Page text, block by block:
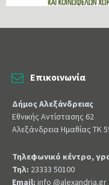
Επικοινωνία
Δήμος Αλεξάνδρειας
Εθνικής Αντίστασης 62
Αλεξάνδρεια Ημαθίας ΤΚ
Τηλεφωνικό κέντρο,
Τηλ: 23333 50100
Email: info @alexandria.gr